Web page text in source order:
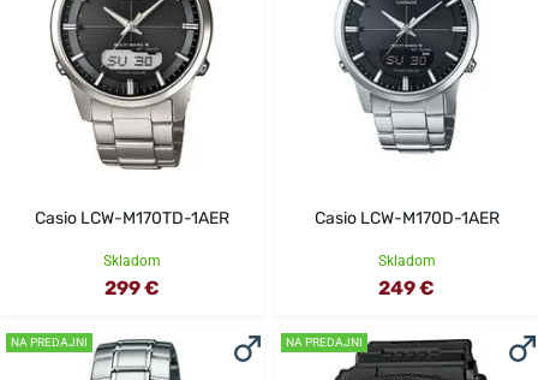
Casio LCW-M170TD-1AER
Skladom
299 €
Casio LCW-M170D-1AER
Skladom
249 €
NA PREDAJNI NA PREDAJNI